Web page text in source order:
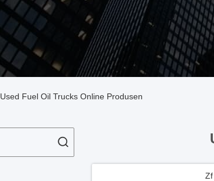
Used Fuel Oil Trucks Online Produsen